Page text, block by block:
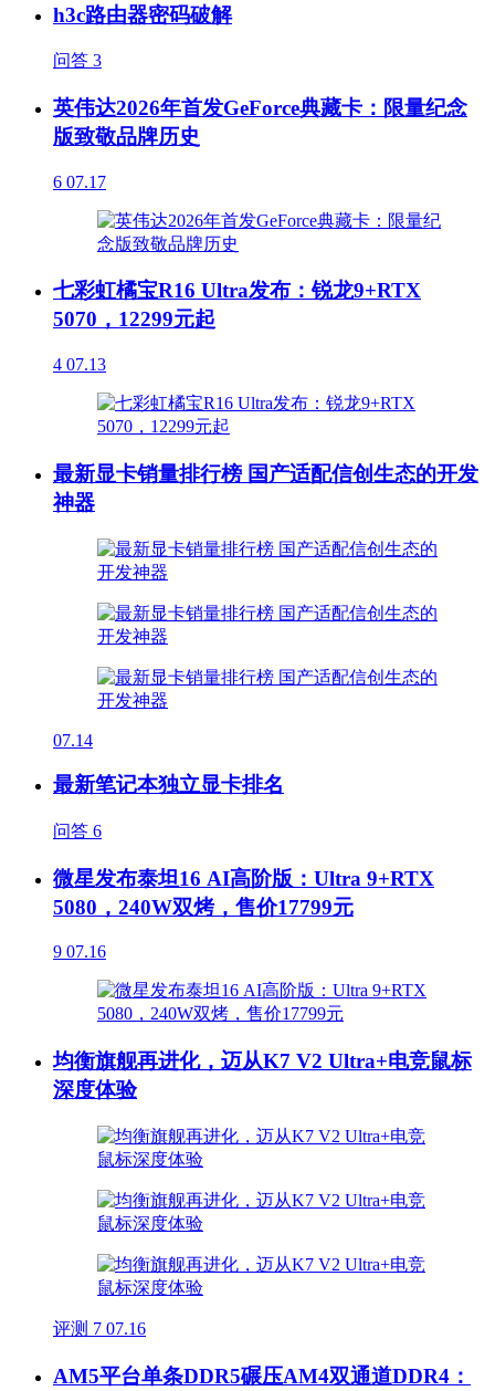
h3c路由器密码破解
问答 3
英伟达2026年首发GeForce典藏卡：限量纪念
版致敬品牌历史
6 07.17
七彩虹橘宝R16 Ultra发布：锐龙9+RTX
5070，12299元起
4 07.13
最新显卡销量排行榜 国产适配信创生态的开发
神器
07.14
最新笔记本独立显卡排名
问答 6
微星发布泰坦16 AI高阶版：Ultra 9+RTX
5080，240W双烤，售价17799元
9 07.16
均衡旗舰再进化，迈从K7 V2 Ultra+电竞鼠标
深度体验
评测 7 07.16
AM5平台单条DDR5碾压AM4双通道DDR4：